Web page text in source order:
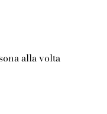
alla volta